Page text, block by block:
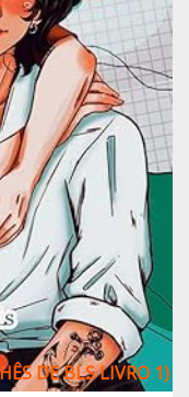
DE BLS LIVRO 1)